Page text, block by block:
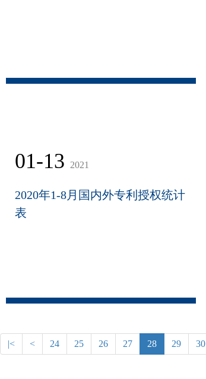
01-13 2021
2020年1-8月国内外专利授权统计
表
|< < 24 25 26 27 28 29 30